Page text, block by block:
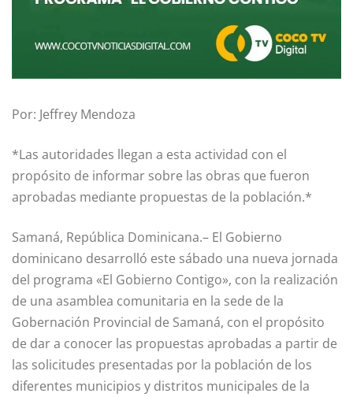
Por: Jeffrey Mendoza
*Las autoridades llegan a esta actividad con el
propósito de informar sobre las obras que fueron
aprobadas mediante propuestas de la población.*
Samaná, República Dominicana.– El Gobierno
dominicano desarrolló este sábado una nueva jornada
del programa «El Gobierno Contigo», con la realización
de una asamblea comunitaria en la sede de la
Gobernación Provincial de Samaná, con el propósito
de dar a conocer las propuestas aprobadas a partir de
las solicitudes presentadas por la población de los
diferentes municipios y distritos municipales de la